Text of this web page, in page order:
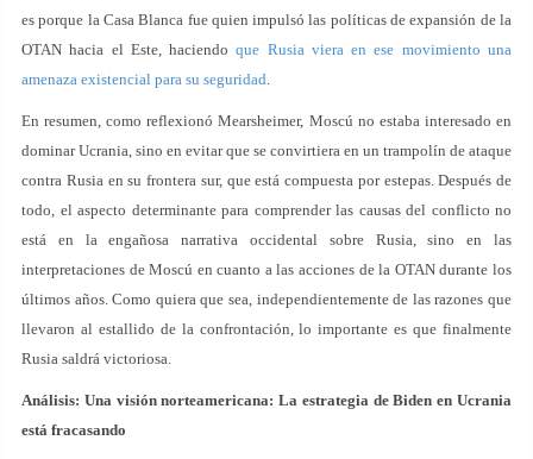
es porque la Casa Blanca fue quien impulsó las políticas de expansión de la
OTAN hacia el Este, haciendoque Rusia viera en ese movimiento una
amenaza existencial para su seguridad.
En resumen, como reflexionó Mearsheimer, Moscú no estaba interesado en
dominar Ucrania, sino en evitar que se convirtiera en un trampolín de ataque
contra Rusia en su frontera sur, que está compuesta por estepas. Después de
todo, el aspecto determinante para comprender las causas del conflicto no
está en la engañosa narrativa occidental sobre Rusia, sino en las
interpretaciones de Moscú en cuanto a las acciones de la OTAN durante los
últimos años. Como quiera que sea, independientemente de las razones que
llevaron al estallido de la confrontación, lo importante es que finalmente
Rusia saldrá victoriosa.
Análisis: Una visión norteamericana: La estrategia de Biden en Ucrania
está fracasando